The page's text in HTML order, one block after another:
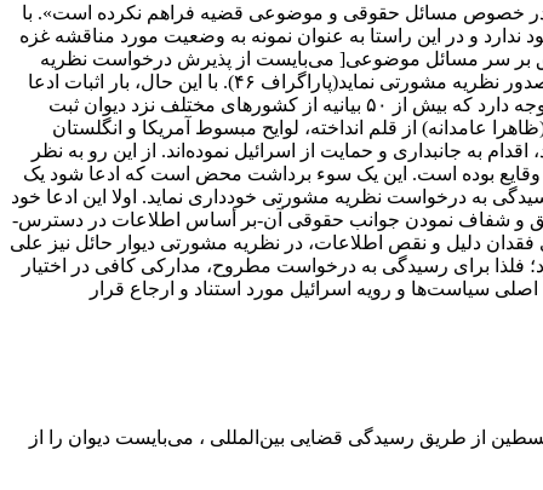
در خصوص مسائل حقوقی و موضوعی قضیه فراهم نکرده است». با
و در این راستا به عنوان نمونه به وضعیت مورد مناقشه غزه
یک دلیل ]یعنی عدم توافق بر سر مسائل موضوعی[ می‌بایست از پذیرش درخواست نظریه
مشورتی مطروح خودداری کرده و آن را رد می‌نمود. بدیهی است در قضیه‌ای که در آن نقص اطلاعات آشکار است، دیوان نمی‌تواند اقدام به صدور نظریه مشورتی نماید(پاراگراف ۴۶). با این حال، بار اثبات ادعا
در فرایند نظریه مشورتی متفاوت از رسیدگی‌های ترافعی است(Nolte پاراگراف ۳-۶). البته در قضیه مطروح خود ، تاگوریاس به این مطلب توجه دارد که بیش از ۵۰ بیانیه از کشورهای مختلف نزد دیوان ثبت
تکمیل مستندات، پرونده حجیمی را به دیوان ارائه داده‌اند(پاراگراف ۴۷). آنچه تاگوریاس (ظاهرا عامدانه) از قلم انداخته، لوایح مبسوط آمریکا و انگلستان
به جانبداری و حمایت از اسرائیل نموده‌اند. از این رو به نظر
وقایع بوده است. این یک سوء برداشت محض است که ادعا شود یک
به درخواست نظریه مشورتی خودداری نماید. اولا این ادعا خود
و شفاف نمودن جوانب حقوقی آن-بر أساس اطلاعات در دسترس-
دلیل و نقص اطلاعات، در نظریه مشورتی دیوار حائل نیز علی
مسیر دیوار و اثرات آن محرز بود؛ فلذا برای رسیدگی به درخواست مطروح، مدارکی کافی در اختیار
سیاست‌ها و رویه اسرائیل مورد استناد و ارجاع قرار
از طریق رسیدگی قضایی بین‌المللی ، می‌بایست دیوان را از